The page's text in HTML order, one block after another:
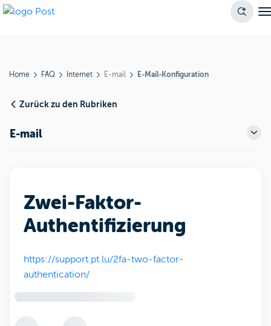
Home FAQ Internet E-mail E-Mail-Konfiguration
Zurück zu den Rubriken
E-mail
Zwei-Faktor-
Authentifizierung
https://support.pt.lu/2fa-two-factor-
authentication/